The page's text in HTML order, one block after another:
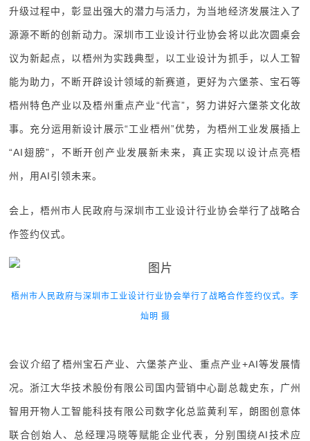
升级过程中，彰显出强大的潜力与活力，为当地经济发展注入了
源源不断的创新动力。深圳市工业设计行业协会将以此次圆桌会
议为新起点，以梧州为实践典型，以工业设计为抓手，以人工智
能为助力，不断开辟设计领域的新赛道，更好为六堡茶、宝石等
梧州特色产业以及梧州重点产业“代言”，努力讲好六堡茶文化故
事。充分运用新设计展示“工业梧州”优势，为梧州工业发展插上
“AI翅膀”，不断开创产业发展新未来，真正实现以设计点亮梧
州，用AI引领未来。
会上，梧州市人民政府与深圳市工业设计行业协会举行了战略合
作签约仪式。
梧州市人民政府与深圳市工业设计行业协会举行了战略合作签约仪式。李
灿明 摄
会议介绍了梧州宝石产业、六堡茶产业、重点产业+AI等发展情
况。浙江大华技术股份有限公司国内营销中心副总裁史东，广州
智用开物人工智能科技有限公司数字化总监黄利军，朗图创意体
联合创始人、总经理冯晓等赋能企业代表，分别围绕AI技术应